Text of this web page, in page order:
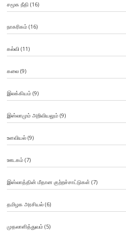
சமூக நீதி (16)
நாகரிகம்(16)
கல்வி (11)
கலை(9)
இலக்கியம்(9)
இஸ்லாமும் அறிவியலும்(9)
உளவியல்(9)
ஊடகம்(7)
இஸ்லாத்தின் மீதான குற்றச்சாட்டுகள் (7)
தமிழக அரசியல்(6)
முதலாளித்துவம்(5)